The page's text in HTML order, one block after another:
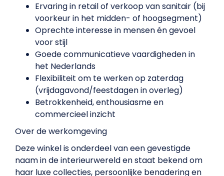
Ervaring in retail of verkoop van sanitair (bij
voorkeur in het midden- of hoogsegment)
Oprechte interesse in mensen én gevoel
voor stijl
Goede communicatieve vaardigheden in
het Nederlands
Flexibiliteit om te werken op zaterdag
(vrijdagavond/feestdagen in overleg)
Betrokkenheid, enthousiasme en
commercieel inzicht
Over de werkomgeving
Deze winkel is onderdeel van een gevestigde
naam in de interieurwereld en staat bekend om
haar luxe collecties, persoonlijke benadering en